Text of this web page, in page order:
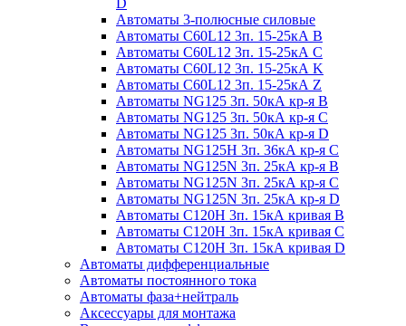
Автоматы 3-полюсные силовые
Автоматы C60L12 3п. 15-25кА B
Автоматы C60L12 3п. 15-25кА C
Автоматы C60L12 3п. 15-25кА K
Автоматы C60L12 3п. 15-25кА Z
Автоматы NG125 3п. 50кА кр-я B
Автоматы NG125 3п. 50кА кр-я C
Автоматы NG125 3п. 50кА кр-я D
Автоматы NG125H 3п. 36кА кр-я C
Автоматы NG125N 3п. 25кА кр-я B
Автоматы NG125N 3п. 25кА кр-я C
Автоматы NG125N 3п. 25кА кр-я D
Автоматы С120Н 3п. 15кА кривая B
Автоматы С120Н 3п. 15кА кривая C
Автоматы С120Н 3п. 15кА кривая D
Автоматы дифференциальные
Автоматы постоянного тока
Автоматы фаза+нейтраль
Аксессуары для монтажа